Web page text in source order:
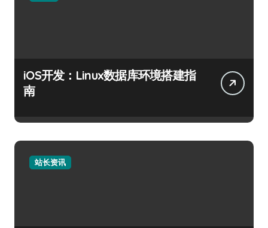
iOS开发：Linux数据库环境搭建指
南
站长资讯